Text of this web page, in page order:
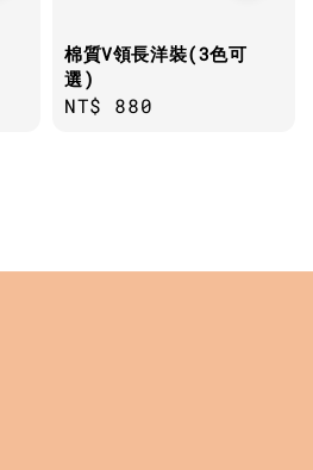
棉質V領長洋裝(3色可
選)
Regular
NT$ 880